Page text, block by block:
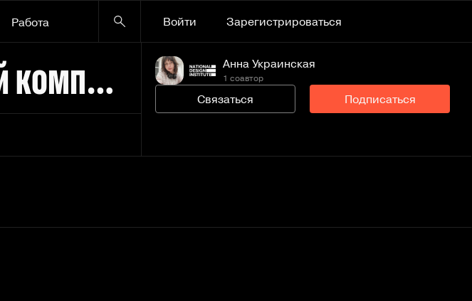
Работа Войти Зарегистрироваться
До поезда осталось | Графический комплекс для танц-драмы Анна Украинская
1 соавтор
Связаться Подписаться